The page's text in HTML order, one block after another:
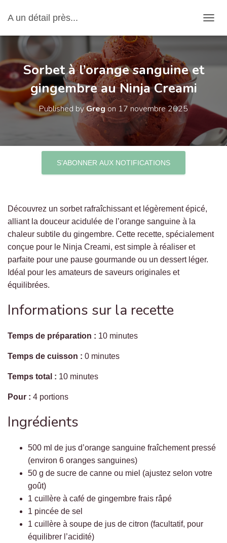
A un détail près...
Sorbet à l’orange sanguine et
gingembre au Ninja Creami
Published byGreg on 17 novembre 2025
S’ABONNER AUX NOTIFICATIONS
Découvrez un sorbet rafraîchissant et légèrement épicé,
alliant la douceur acidulée de l’orange sanguine à la
chaleur subtile du gingembre. Cette recette, spécialement
conçue pour le Ninja Creami, est simple à réaliser et
parfaite pour une pause gourmande ou un dessert léger.
Idéal pour les amateurs de saveurs originales et
équilibrées.
Informations sur la recette
Temps de préparation : 10 minutes
Temps de cuisson : 0 minutes
Temps total : 10 minutes
Pour : 4 portions
Ingrédients
500 ml de jus d’orange sanguine fraîchement pressé
(environ 6 oranges sanguines)
50 g de sucre de canne ou miel (ajustez selon votre
goût)
1 cuillère à café de gingembre frais râpé
1 pincée de sel
1 cuillère à soupe de jus de citron (facultatif, pour
équilibrer l’acidité)